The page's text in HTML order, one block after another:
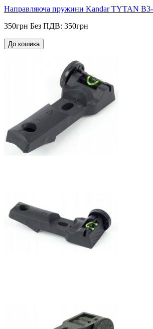
Направляюча пружини Kandar TYTAN
350грн Без ПДВ: 350грн
До кошика